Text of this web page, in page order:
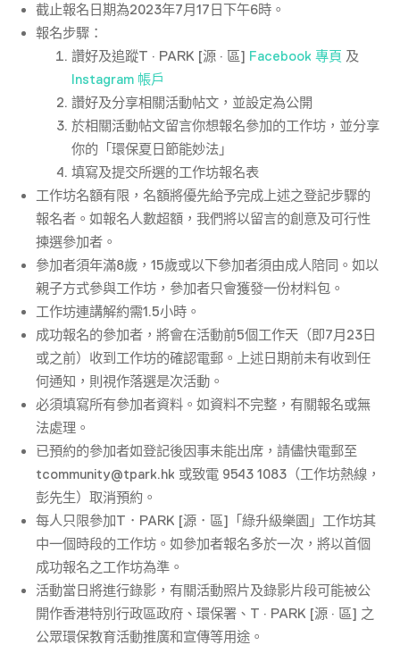
截止報名日期為2023年7月17日下午6時。
報名步驟：
讚好及追蹤T · PARK [源 · 區] Facebook 專頁 及
Instagram 帳戶
讚好及分享相關活動帖文，並設定為公開
於相關活動帖文留言你想報名參加的工作坊，並分享
你的「環保夏日節能妙法」
填寫及提交所選的工作坊報名表
工作坊名額有限，名額將優先給予完成上述之登記步驟的
報名者。如報名人數超額，我們將以留言的創意及可行性
揀選參加者。
參加者須年滿8歲，15歲或以下參加者須由成人陪同。如以
親子方式參與工作坊，參加者只會獲發一份材料包。
工作坊連講解約需1.5小時。
成功報名的參加者，將會在活動前5個工作天（即7月23日
或之前）收到工作坊的確認電郵。上述日期前未有收到任
何通知，則視作落選是次活動。
必須填寫所有參加者資料。如資料不完整，有關報名或無
法處理。
已預約的參加者如登記後因事未能出席，請儘快電郵至
tcommunity@tpark.hk 或致電 9543 1083（工作坊熱線，
彭先生）取消預約。
每人只限參加T．PARK [源．區]「綠升級樂園」工作坊其
中一個時段的工作坊。如參加者報名多於一次，將以首個
成功報名之工作坊為準。
活動當日將進行錄影，有關活動照片及錄影片段可能被公
開作香港特別行政區政府、環保署、T · PARK [源 · 區] 之
公眾環保教育活動推廣和宣傳等用途。